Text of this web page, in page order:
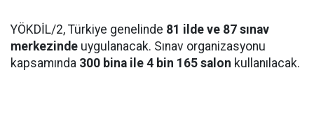
YÖKDİL/2, Türkiye genelinde 81 ilde ve 87 sınav
merkezinde uygulanacak. Sınav organizasyonu
kapsamında 300 bina ile 4 bin 165 salon kullanılacak.